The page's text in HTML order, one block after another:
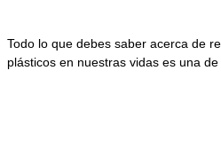
Todo lo que debes saber acerca de
plásticos en nuestras vidas es una de